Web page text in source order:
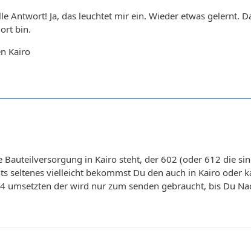
Antwort! Ja, das leuchtet mir ein. Wieder etwas gelernt.
bin.
Kairo
Bauteilversorgung in Kairo steht, der 602 (oder 612 die
seltenes vielleicht bekommst Du den auch in Kairo oder
umsetzten der wird nur zum senden gebraucht, bis Du